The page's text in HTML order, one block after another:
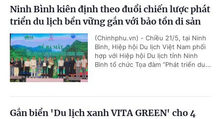
Ninh Bình kiên định theo đuổi chiến lược phát
triển du lịch bền vững gắn với bảo tồn di sản
(Chinhphu.vn) - Chiều 21/5, tại Ninh
Bình, Hiệp hội Du lịch Việt Nam phối
hợp với Hiệp hội Du lịch tỉnh Ninh
Bình tổ chức Tọa đàm “Phát triển du...
Gắn biển 'Du lịch xanh VITA GREEN' cho 4